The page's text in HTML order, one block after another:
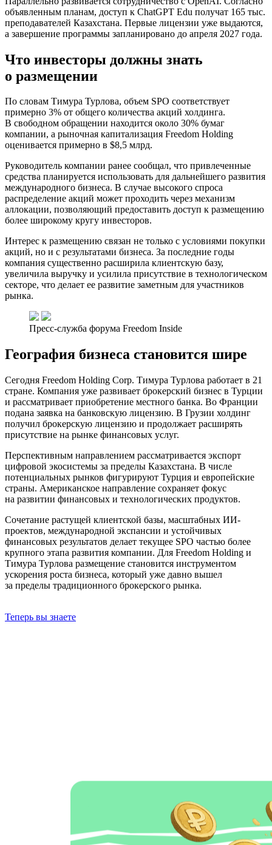
объявленным планам, доступ к ChatGPT Edu получат 165 тыс.
преподавателей Казахстана. Первые лицензии уже выдаются,
а завершение программы запланировано до апреля 2027 года.
Что инвесторы должны знать
о размещении
По словам Тимура Турлова, объем SPO соответствует
примерно 3% от общего количества акций холдинга.
В свободном обращении находится около 30% бумаг
компании, а рыночная капитализация Freedom Holding
оценивается примерно в $8,5 млрд.
Руководитель компании ранее сообщал, что привлеченные
средства планируется использовать для дальнейшего развития
международного бизнеса. В случае высокого спроса
распределение акций может проходить через механизм
аллокации, позволяющий предоставить доступ к размещению
более широкому кругу инвесторов.
Интерес к размещению связан не только с условиями покупки
акций, но и с результатами бизнеса. За последние годы
компания существенно расширила клиентскую базу,
увеличила выручку и усилила присутствие в технологическом
секторе, что делает ее развитие заметным для участников
рынка.
Пресс-служба форума Freedom Inside
География бизнеса становится шире
Сегодня Freedom Holding Corp. Тимура Турлова работает в 21
стране. Компания уже развивает брокерский бизнес в Турции
и рассматривает приобретение местного банка. Во Франции
подана заявка на банковскую лицензию. В Грузии холдинг
получил брокерскую лицензию и продолжает расширять
присутствие на рынке финансовых услуг.
Перспективным направлением рассматривается экспорт
цифровой экосистемы за пределы Казахстана. В числе
потенциальных рынков фигурируют Турция и европейские
страны. Американское направление сохраняет фокус
на развитии финансовых и технологических продуктов.
Сочетание растущей клиентской базы, масштабных ИИ-
проектов, международной экспансии и устойчивых
финансовых результатов делает текущее SPO частью более
крупного этапа развития компании. Для Freedom Holding и
Тимура Турлова размещение становится инструментом
ускорения роста бизнеса, который уже давно вышел
за пределы традиционного брокерского рынка.
Теперь вы знаете